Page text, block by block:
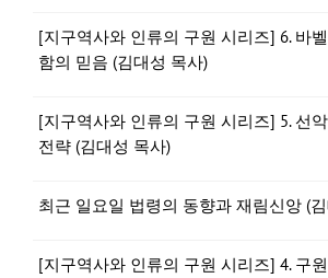
[지구역사와 인류의 구원 시리즈] 6. 바벨탑
함의 믿음 (김대성 목사)
[지구역사와 인류의 구원 시리즈] 5. 선
전략 (김대성 목사)
최근 일요일 법령의 동향과 재림신앙 (
[지구역사와 인류의 구원 시리즈] 4. 구